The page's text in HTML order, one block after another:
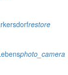
restore
photo_camera